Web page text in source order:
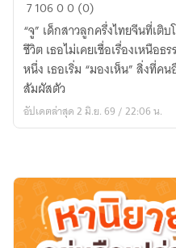
สัมผัส
ร้าย
พันธนาการ
รัก
710600 (0)
“จู” เด็กสาวลูกครึ่งไทยจีนที่เติ
ชีวิต เธอไม่เคยเชื่อเรื่องเหนือ
หนึ่ง เธอเริ่ม “มองเห็น” สิ่งที่คนอื่นไ
สัมผัสตัว
อัปเดตล่าสุด 2 มิ.ย. 69 / 22:06 น.